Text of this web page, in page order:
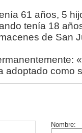
61 años, 5
tenía 18
de San
adoptado como